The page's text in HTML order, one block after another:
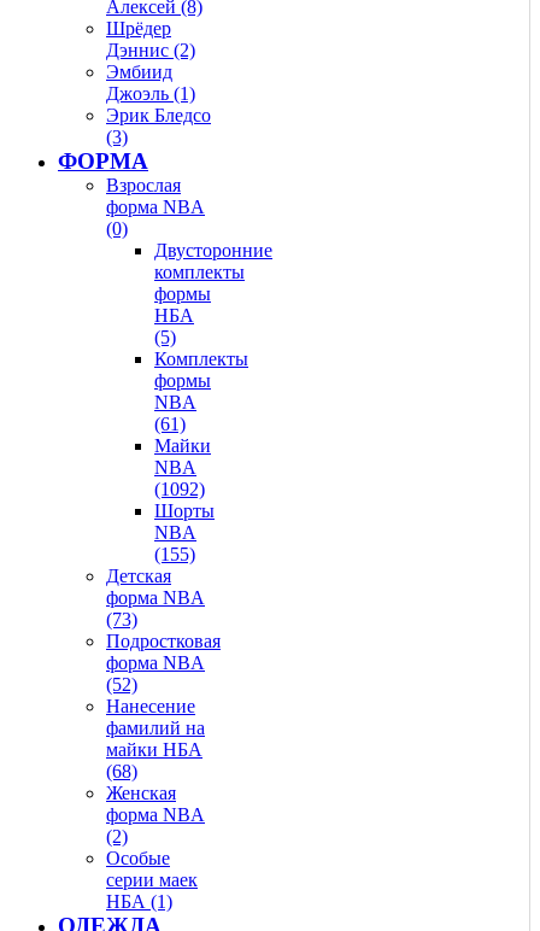
Алексей (8)
Шрёдер
Дэннис (2)
Эмбиид
Джоэль (1)
Эрик Бледсо
(3)
ФОРМА
Взрослая
форма NBA
(0)
Двусторонние
комплекты
формы
НБА
(5)
Комплекты
формы
NBA
(61)
Майки
NBA
(1092)
Шорты
NBA
(155)
Детская
форма NBA
(73)
Подростковая
форма NBA
(52)
Нанесение
фамилий на
майки НБА
(68)
Женская
форма NBA
(2)
Особые
серии маек
НБА (1)
ОДЕЖДА